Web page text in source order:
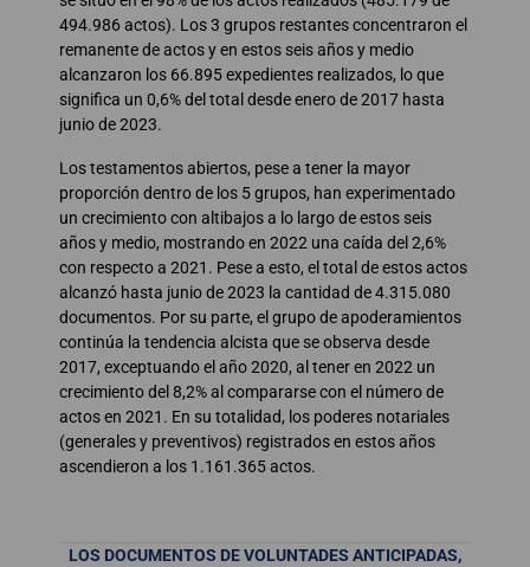
494.986 actos). Los 3 grupos restantes concentraron el
remanente de actos y en estos seis años y medio
alcanzaron los 66.895 expedientes realizados, lo que
significa un 0,6% del total desde enero de 2017 hasta
junio de 2023.
Los testamentos abiertos, pese a tener la mayor
proporción dentro de los 5 grupos, han experimentado
un crecimiento con altibajos a lo largo de estos seis
años y medio, mostrando en 2022 una caída del 2,6%
con respecto a 2021. Pese a esto, el total de estos actos
alcanzó hasta junio de 2023 la cantidad de 4.315.080
documentos. Por su parte, el grupo de apoderamientos
continúa la tendencia alcista que se observa desde
2017, exceptuando el año 2020, al tener en 2022 un
crecimiento del 8,2% al compararse con el número de
actos en 2021. En su totalidad, los poderes notariales
(generales y preventivos) registrados en estos años
ascendieron a los 1.161.365 actos.
LOS DOCUMENTOS DE VOLUNTADES ANTICIPADAS,